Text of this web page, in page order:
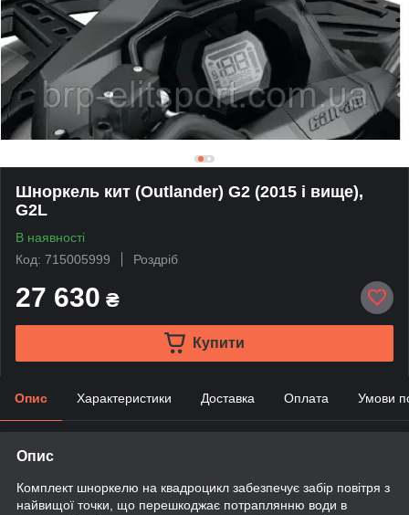
Шноркель кит (Outlander) G2 (2015 і вище),
G2L
В наявності
Код: 715005999
Роздріб
27 630 ₴
Купити
Опис Характеристики Доставка Оплата Умови
Опис
Комплект шноркелю на квадроцикл забезпечує забір повітря з
найвищої точки, що перешкоджає потраплянню води в